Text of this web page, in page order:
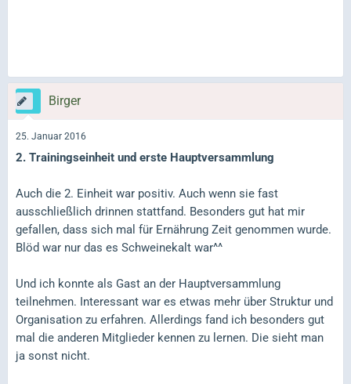
Birger
25. Januar 2016
2. Trainingseinheit und erste Hauptversammlung
Auch die 2. Einheit war positiv. Auch wenn sie fast
ausschließlich drinnen stattfand. Besonders gut hat mir
gefallen, dass sich mal für Ernährung Zeit genommen wurde.
Blöd war nur das es Schweinekalt war^^
Und ich konnte als Gast an der Hauptversammlung
teilnehmen. Interessant war es etwas mehr über Struktur und
Organisation zu erfahren. Allerdings fand ich besonders gut
mal die anderen Mitglieder kennen zu lernen. Die sieht man
ja sonst nicht.